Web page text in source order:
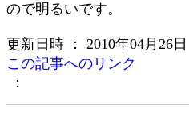
ので明るいです。
更新日時 ： 2010年04月26日
この記事へのリンク
：